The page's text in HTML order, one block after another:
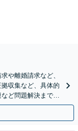
や離婚請求など、
収集など、具体的
ど問題解決まで責